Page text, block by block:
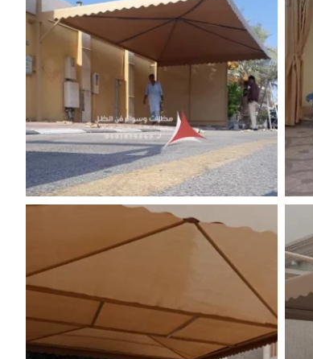
مظلات قماش بي في سي